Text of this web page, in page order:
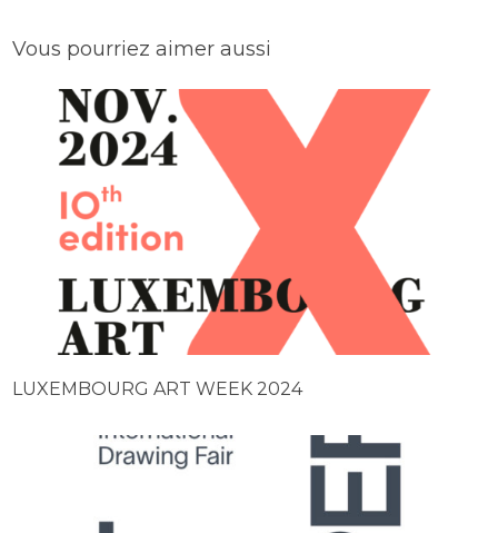
Vous pourriez aimer aussi
LUXEMBOURG ART WEEK 2024